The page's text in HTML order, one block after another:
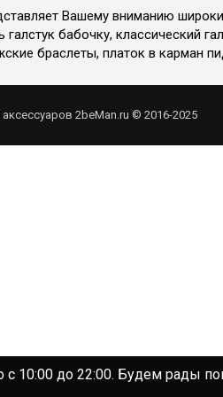
Вашему вниманию
бабочку, классический
браслеты, платок в карман
2beMan.ru © 2016-2025
10:00 до 22:00. Будем рады
10:00 до 22:00. Будем рады